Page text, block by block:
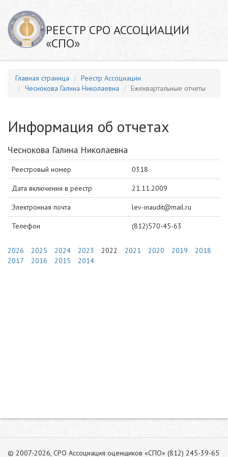
РЕЕСТР СРО АССОЦИАЦИИ
«СПО»
Главная страница
Реестр Ассоциации
Чеснокова Галина Николаевна
Ежеквартальные отчеты
Информация об отчетах
Чеснокова Галина Николаевна
Реестровый номер 0318
Дата включения в реестр 21.11.2009
Электронная почта lev-inaudit@mail.ru
Телефон (812)570-45-63
2026 2025 2024 2023 2022 2021 2020 2019
2018
2017
2016 2015 2014
© 2007-2026, СРО Ассоциация оценщиков «СПО» (812) 245-39-65